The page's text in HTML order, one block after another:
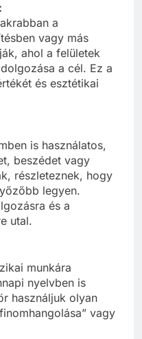
a
vagy más
ahol a felületek
a cél. Ez a
és esztétikai
is használatos,
beszédet vagy
részleteznek, hogy
legyen.
és a
utal.
munkára
nyelvben is
használjuk olyan
vagy